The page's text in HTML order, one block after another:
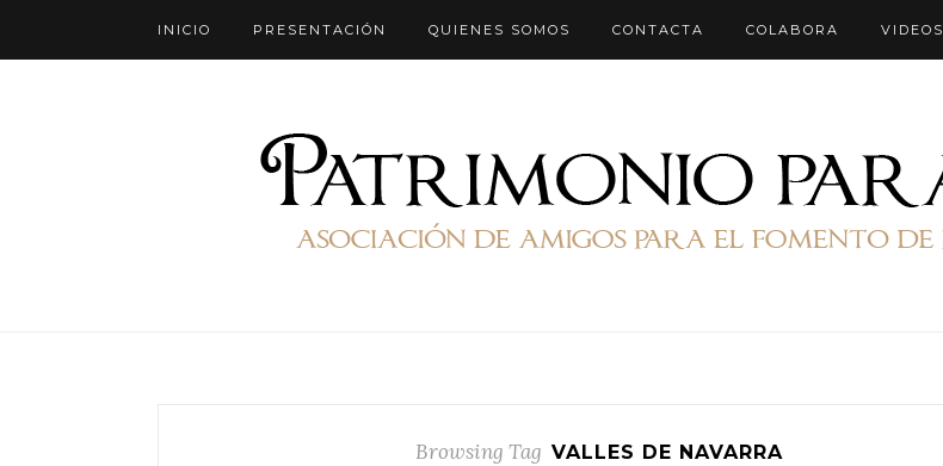
INICIO PRESENTACIÓN QUIENES SOMOS CONTACTA COLABORA VIDEOS
Browsing Tag VALLES DE NAVARRA